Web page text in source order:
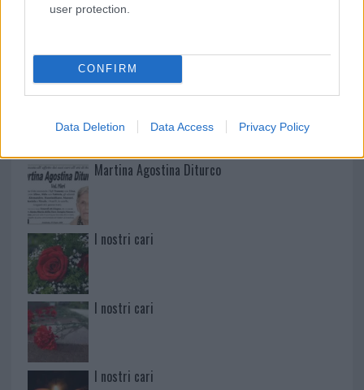
user protection.
CONFIRM
Data Deletion Data Access Privacy Policy
Paolo Pinna
Martina Agostina Diturco
I nostri cari
I nostri cari
I nostri cari